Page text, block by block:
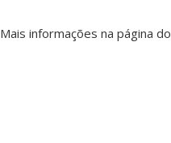
Mais informações na página do